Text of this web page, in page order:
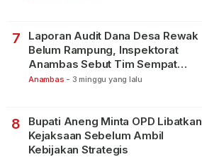
7
Laporan Audit Dana Desa Rewak
Belum Rampung, Inspektorat
Anambas Sebut Tim Sempat
Terbagi Tangani Kasus Lain
Anambas - 3 minggu yang lalu
8
Bupati Aneng Minta OPD Libatkan
Kejaksaan Sebelum Ambil
Kebijakan Strategis